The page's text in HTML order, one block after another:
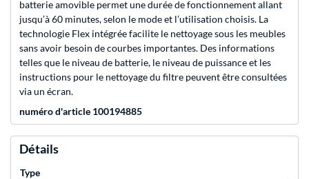
batterie amovible permet une durée de fonctionnement allant
jusqu’à 60 minutes, selon le mode et l’utilisation choisis. La
technologie Flex intégrée facilite le nettoyage sous les meubles
sans avoir besoin de courbes importantes. Des informations
telles que le niveau de batterie, le niveau de puissance et les
instructions pour le nettoyage du filtre peuvent être consultées
via un écran.
numéro d'article 100194885
Détails
Type